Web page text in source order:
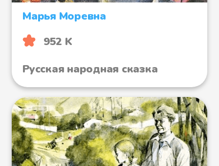
Марья Моревна
952 K
Русская народная сказка